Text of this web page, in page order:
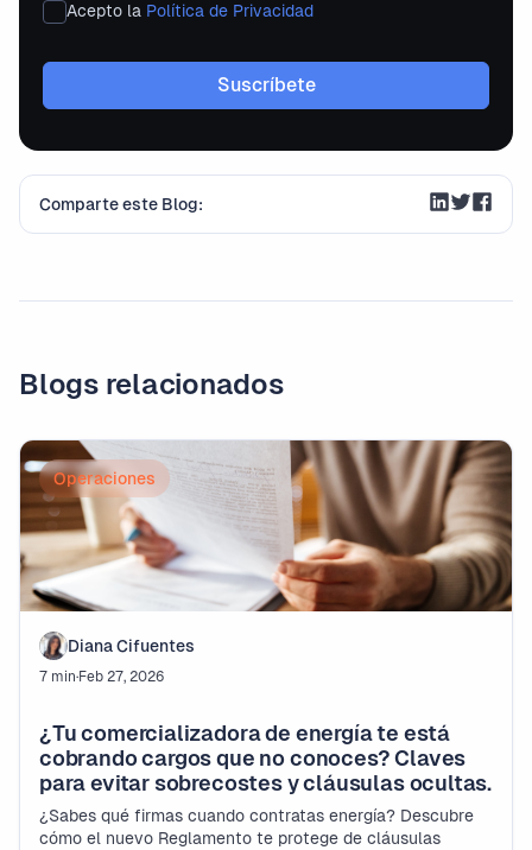
Acepto la Política de Privacidad
Comparte este Blog:
Blogs relacionados
Operaciones
Diana Cifuentes
7 min·Feb 27, 2026
¿Tu comercializadora de energía te está
cobrando cargos que no conoces? Claves
para evitar sobrecostes y cláusulas ocultas.
¿Sabes qué firmas cuando contratas energía? Descubre
cómo el nuevo Reglamento te protege de cláusulas